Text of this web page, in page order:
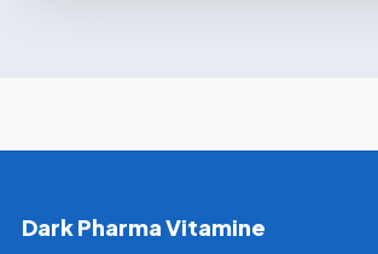
Dark Pharma Vitamine